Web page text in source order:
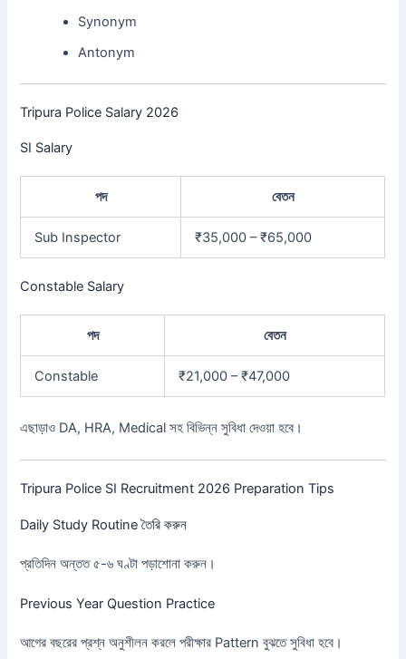
Synonym
Antonym
Tripura Police Salary 2026
SI Salary
পদ বেতন
Sub Inspector ₹35,000 – ₹65,000
Constable Salary
পদ বেতন
Constable ₹21,000 – ₹47,000
এছাড়াও DA, HRA, Medical সহ বিভিন্ন সুবিধা দেওয়া হবে।
Tripura Police SI Recruitment 2026 Preparation Tips
Daily Study Routine তৈরি করুন
প্রতিদিন অন্তত ৫-৬ ঘণ্টা পড়াশোনা করুন।
Previous Year Question Practice
আগের বছরের প্রশ্ন অনুশীলন করলে পরীক্ষার Pattern বুঝতে সুবিধা হবে।